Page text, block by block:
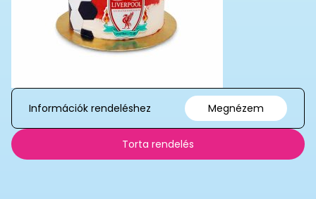
Információk rendeléshez Megnézem
Torta rendelés